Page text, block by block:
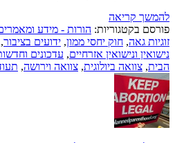
להמשך קריאה
פורסם בקטגוריות: הורות - מידע
זוגיות גאה, חוק יחסי ממון, ידועים בציבור,
נישואין ונישואין אזרחיים, עדכונים
הבית, צוואה ביולוגית, צוואה וירושה,